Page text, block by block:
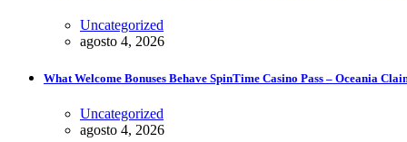
Uncategorized
agosto 4, 2026
What Welcome Bonuses Behave SpinTime Casino Pass – Oceania
Uncategorized
agosto 4, 2026